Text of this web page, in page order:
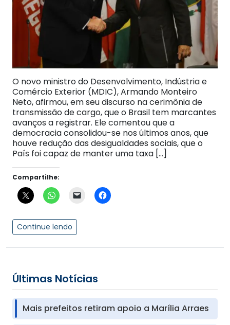
O novo ministro do Desenvolvimento, Indústria e
Comércio Exterior (MDIC), Armando Monteiro
Neto, afirmou, em seu discurso na cerimônia de
transmissão de cargo, que o Brasil tem marcantes
avanços a registrar. Ele comentou que a
democracia consolidou-se nos últimos anos, que
houve redução das desigualdades sociais, que o
País foi capaz de manter uma taxa […]
Compartilhe:
Continue lendo
Últimas Notícias
Mais prefeitos retiram apoio a Marília Arraes